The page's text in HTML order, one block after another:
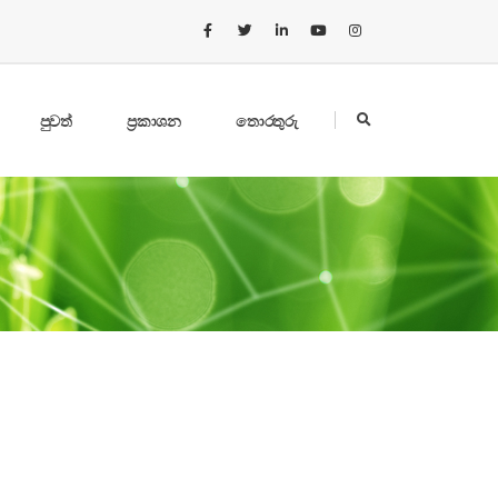
පුවත් ප්‍රකාශන තොරතුරු